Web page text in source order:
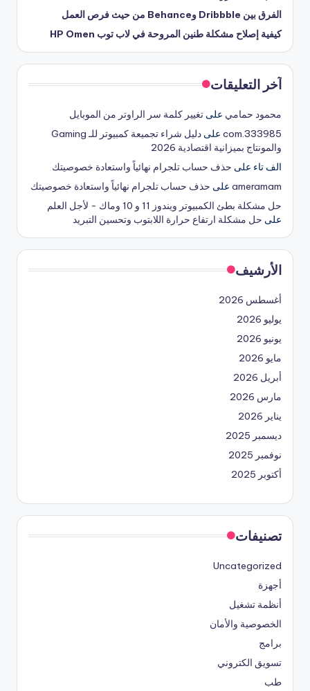
الفرق بين Dribbble وBehance من حيث فرص العمل
كيفية إصلاح مشكلة طنين المروحة في لاب توب HP Omen
آخر التعليقات
محمود حمامي على تغيير كلمة سر الراوتر من الموبايل
333985.com
على
دليل شراء تجميعة كمبيوتر للـ Gaming
والمونتاج بميزانية اقتصادية 2026
الف تاء على حذف حساب تلجرام نهائياً واستعادة خصوصيتك
ameramam على حذف حساب تلجرام نهائياً واستعادة خصوصيتك
حل مشكلة بطئ الكمبيوتر ويندوز 11 و 10 وماك - لأجل العلم
على حل مشكلة ارتفاع حرارة اللابتوب وتحسين التبريد
الأرشيف
أغسطس 2026
يوليو 2026
يونيو 2026
مايو 2026
أبريل 2026
مارس 2026
يناير 2026
ديسمبر 2025
نوفمبر 2025
أكتوبر 2025
تصنيفات
Uncategorized
أجهزة
أنظمة تشغيل
الخصوصية والأمان
برامج
تسويق الكتروني
طب